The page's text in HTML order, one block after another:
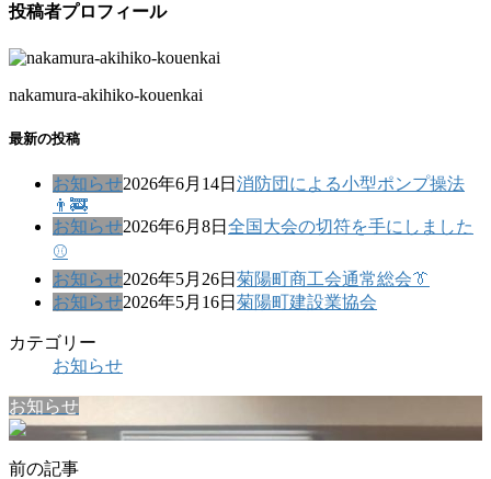
投稿者プロフィール
nakamura-akihiko-kouenkai
最新の投稿
お知らせ2026年6月14日 消防団による小型ポンプ操法
👨‍🚒
お知らせ2026年6月8日 全国大会の切符を手にしました
⚾
お知らせ2026年5月26日 菊陽町商工会通常総会👔
お知らせ2026年5月16日 菊陽町建設業協会
カテゴリー
お知らせ
お知らせ
前の記事